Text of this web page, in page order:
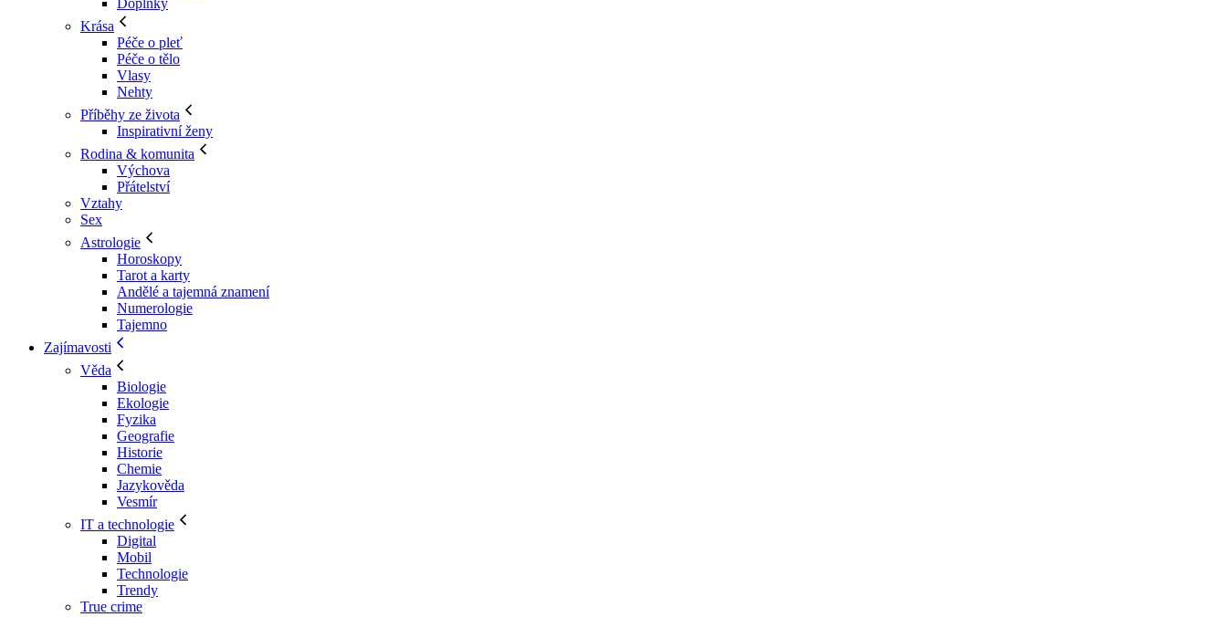
Doplňky
Krása
Péče o pleť
Péče o tělo
Vlasy
Nehty
Příběhy ze života
Inspirativní ženy
Rodina & komunita
Výchova
Přátelství
Vztahy
Sex
Astrologie
Horoskopy
Tarot a karty
Andělé a tajemná znamení
Numerologie
Tajemno
Zajímavosti
Věda
Biologie
Ekologie
Fyzika
Geografie
Historie
Chemie
Jazykověda
Vesmír
IT a technologie
Digital
Mobil
Technologie
Trendy
True crime